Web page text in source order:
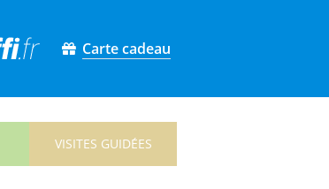
Carte cadeau
VISITES GUIDÉES